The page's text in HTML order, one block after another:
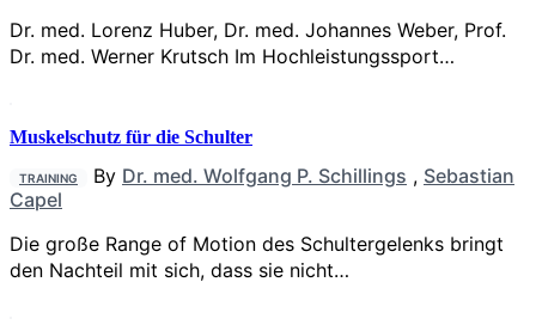
Dr. med. Lorenz Huber, Dr. med. Johannes Weber, Prof.
Dr. med. Werner Krutsch Im Hochleistungssport…
Muskelschutz für die Schulter
TRAINING By Dr. med. Wolfgang P. Schillings , Sebastian
Capel
Die große Range of Motion des Schultergelenks bringt
den Nachteil mit sich, dass sie nicht…